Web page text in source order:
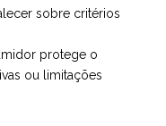
sobre critérios
protege o
ou limitações